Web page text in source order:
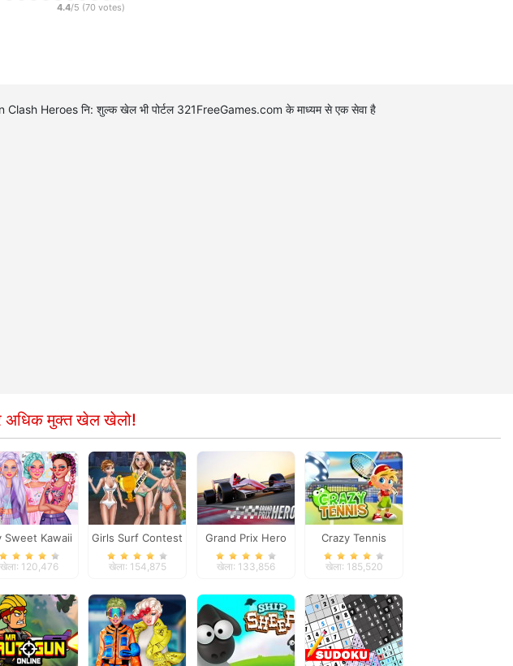
4.4/5 (70 votes)
Heroes नि: शुल्क खेल भी पोर्टल 321FreeGames.com के माध्यम से एक सेवा है
मुक्त खेल खेलो!
Sweet Kawaii
Look
खेला: 120,476
Girls Surf Contest
खेला: 154,875
Grand Prix Hero
खेला: 133,856
Crazy Tennis
खेला: 185,520